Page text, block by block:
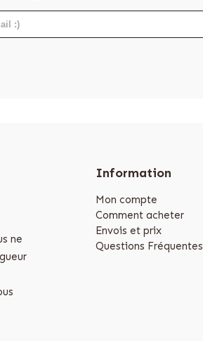
ne
Information
Mon compte
Comment acheter
Envois et prix
Questions Fréquentes